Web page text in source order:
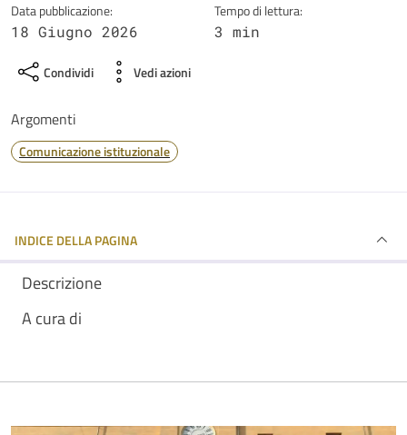
Data pubblicazione:
18 Giugno 2026
Tempo di lettura:
3 min
Condividi Vedi azioni
Argomenti
Comunicazione istituzionale
INDICE DELLA PAGINA
Descrizione
A cura di